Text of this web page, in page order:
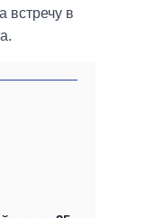
встречу в